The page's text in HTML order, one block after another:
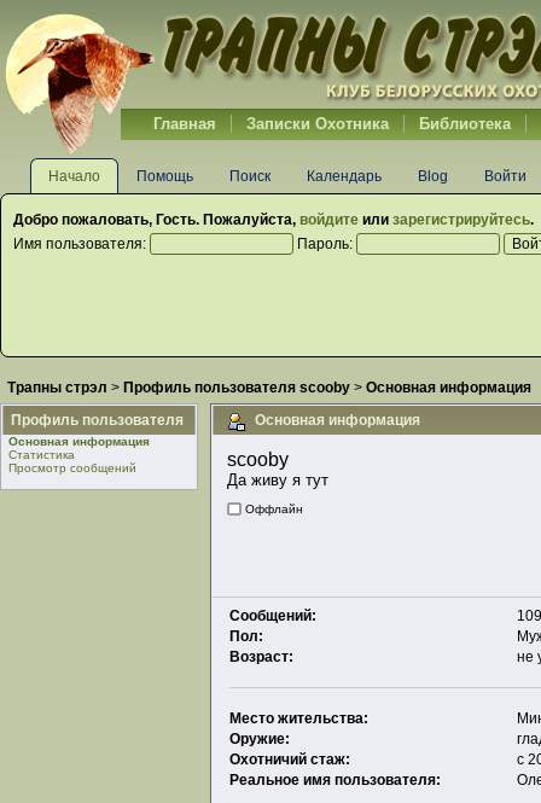
Главная Записки Охотника Библиотека
Начало Помощь Поиск Календарь Blog Войти
Добро пожаловать, Гость. Пожалуйста, войдите или зарегистрируйтесь.
Имя пользователя:
Пароль:
Трапны стрэл > Профиль пользователя scooby > Основная информация
Профиль пользователя
Основная информация
Статистика
Просмотр сообщений
Основная информация
scooby
Да живу я тут
Оффлайн
Сообщений:
Пол:
Возраст:
не
Место жительства:
Оружие:
Охотничий стаж:
с
Реальное имя пользователя: